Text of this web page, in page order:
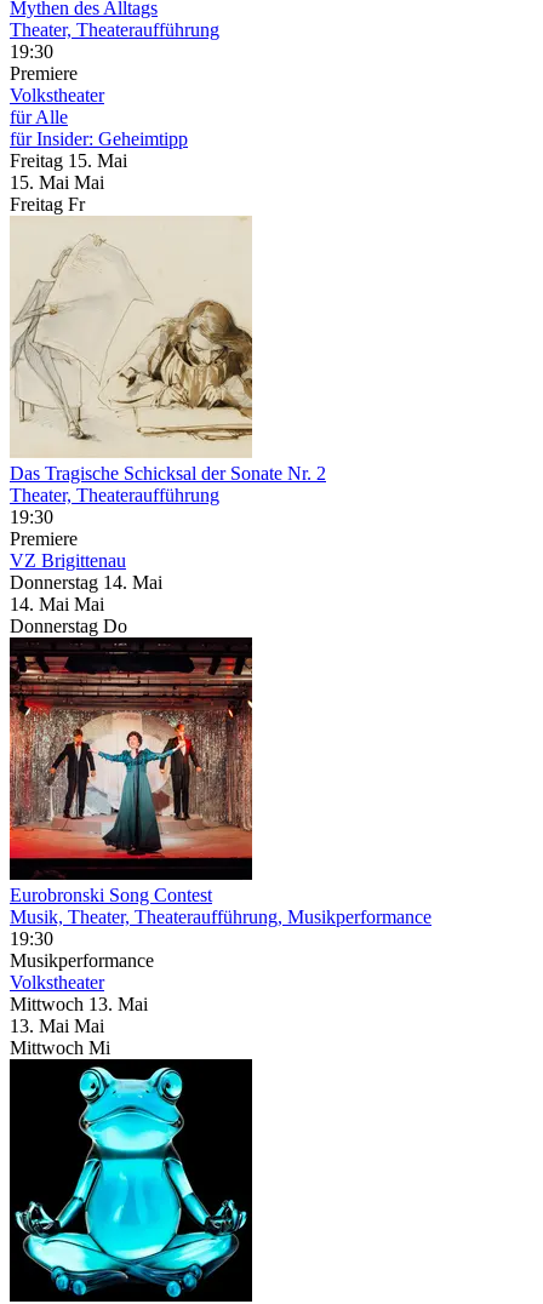
Mythen des Alltags
Theater, Theateraufführung
19:30
Premiere
Volkstheater
für Alle
für Insider: Geheimtipp
Freitag 15. Mai
15. Mai Mai
Freitag Fr
Das Tragische Schicksal der Sonate Nr. 2
Theater, Theateraufführung
19:30
Premiere
VZ Brigittenau
Donnerstag 14. Mai
14. Mai Mai
Donnerstag Do
Eurobronski Song Contest
Musik, Theater, Theateraufführung, Musikperformance
19:30
Musikperformance
Volkstheater
Mittwoch 13. Mai
13. Mai Mai
Mittwoch Mi